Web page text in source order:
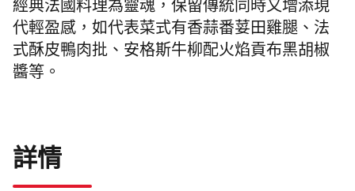
經典法國料理為靈魂，保留傳統同時又增添現
代輕盈感，如代表菜式有香蒜番荽田雞腿、法
式酥皮鴨肉批、安格斯牛柳配火焰貢布黑胡椒
醬等。
詳情